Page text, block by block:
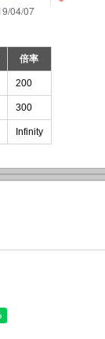
倍率
200
300
Infinity